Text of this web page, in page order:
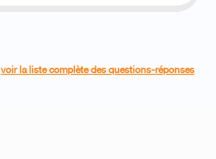
voir la liste complète des questions-réponses